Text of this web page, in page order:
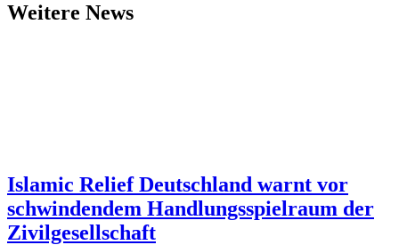
Weitere News
Islamic Relief Deutschland warnt vor
schwindendem Handlungsspielraum der
Zivilgesellschaft